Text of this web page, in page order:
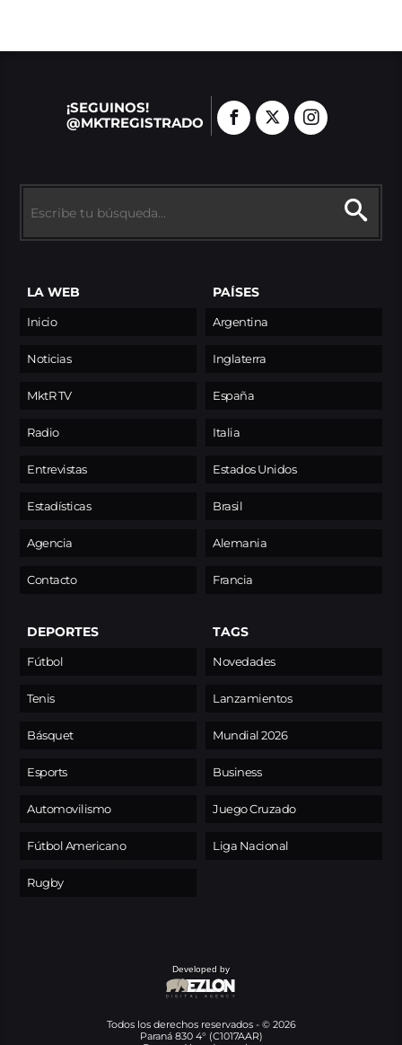
¡SEGUINOS!
@MKTREGISTRADO
LA WEB
Inicio
Noticias
MktR TV
Radio
Entrevistas
Estadísticas
Agencia
Contacto
PAÍSES
Argentina
Inglaterra
España
Italia
Estados Unidos
Brasil
Alemania
Francia
DEPORTES
Fútbol
Tenis
Básquet
Esports
Automovilismo
Fútbol Americano
Rugby
TAGS
Novedades
Lanzamientos
Mundial 2026
Business
Juego Cruzado
Liga Nacional
Developed by
Todos los derechos reservados - © 2026
Paraná 830 4° (C1017AAR)